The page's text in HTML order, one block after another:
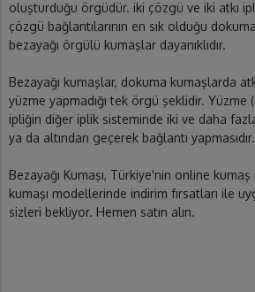
oluşturduğu örgüdür. iki çözgü ve iki atkı
çözgü bağlantılarının en sık olduğu
bezayağı örgülü kumaşlar dayanıklıdır.
Bezayağı kumaşlar, dokuma kumaşlarda
yüzme yapmadığı tek örgü şeklidir.
ipliğin diğer iplik sisteminde iki ve daha
ya da altından geçerek bağlantı yapmasıdır.
Bezayağı Kumaşı, Türkiye'nin online kumaş
kumaşı modellerinde indirim fırsatları ile
sizleri bekliyor. Hemen satın alın.